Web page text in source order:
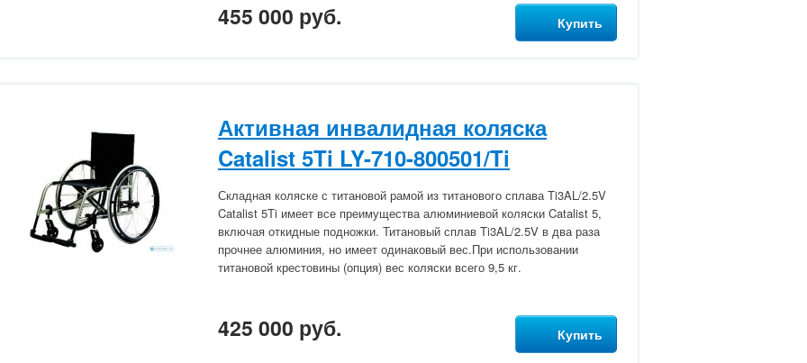
455 000 руб. Купить
Активная инвалидная коляска
Catalist 5Ti LY-710-800501/Ti
Складная коляске с титановой рамой из титанового сплава Ti3AL/2.5V
Catalist 5Ti имеет все преимущества алюминиевой коляски Catalist 5,
включая откидные подножки. Титановый сплав Ti3AL/2.5V в два раза
прочнее алюминия, но имеет одинаковый вес.При использовании
титановой крестовины (опция) вес коляски всего 9,5 кг.
425 000 руб. Купить